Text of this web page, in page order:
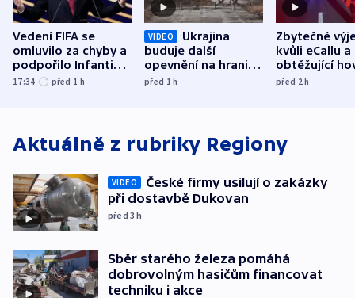
Vedení FIFA se
omluvilo za chyby a
podpořilo Infantina.
UEFA trvá na
17:34 před 1 h
VIDEO
Ukrajina
buduje další
opevnění na hranici
s Běloruskem
před 1h
Zbytečné
kvůli eCallu a
obtěžující
zdržují
před 2h
Aktuálně z rubriky Regiony
VIDEO
České firmy usilují o zakázky
při dostavbě Dukovan
před 3h
Sběr starého železa pomáhá
dobrovolným hasičům financovat
techniku i akce